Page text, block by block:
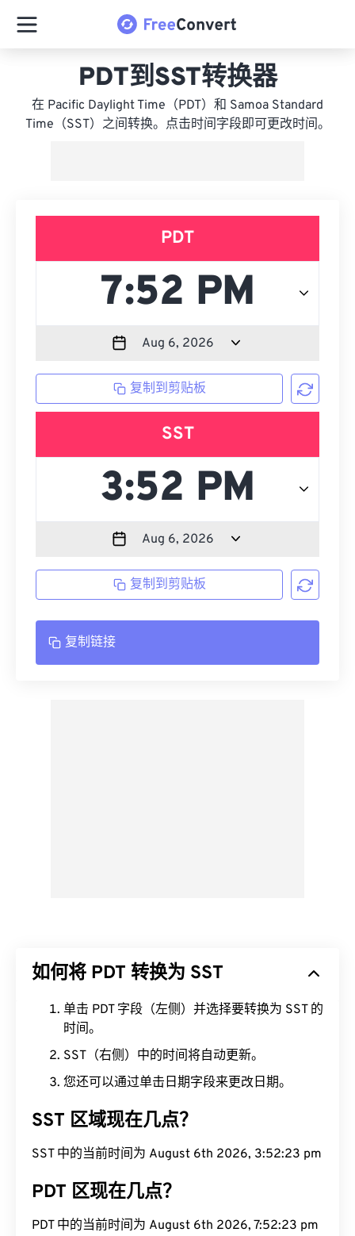
PDT到SST转换器
在 Pacific Daylight Time（PDT）和 Samoa Standard
Time（SST）之间转换。点击时间字段即可更改时间。
PDT
复制到剪贴板
SST
复制到剪贴板
复制链接
如何将 PDT 转换为 SST
单击 PDT 字段（左侧）并选择要转换为 SST 的
时间。
SST（右侧）中的时间将自动更新。
您还可以通过单击日期字段来更改日期。
SST 区域现在几点？
SST 中的当前时间为 August 6th 2026, 3:52:24 pm
PDT 区现在几点？
PDT 中的当前时间为 August 6th 2026, 7:52:24 pm